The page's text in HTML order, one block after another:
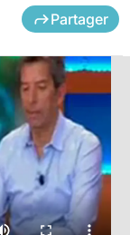
Partager